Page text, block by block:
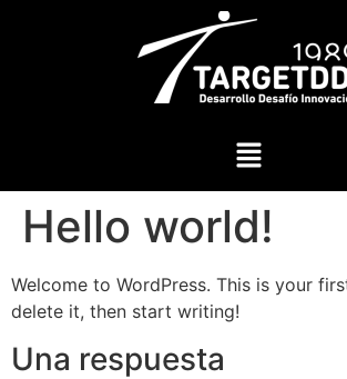
Hello world!
Welcome to WordPress. This is your
delete it, then start writing!
Una respuesta